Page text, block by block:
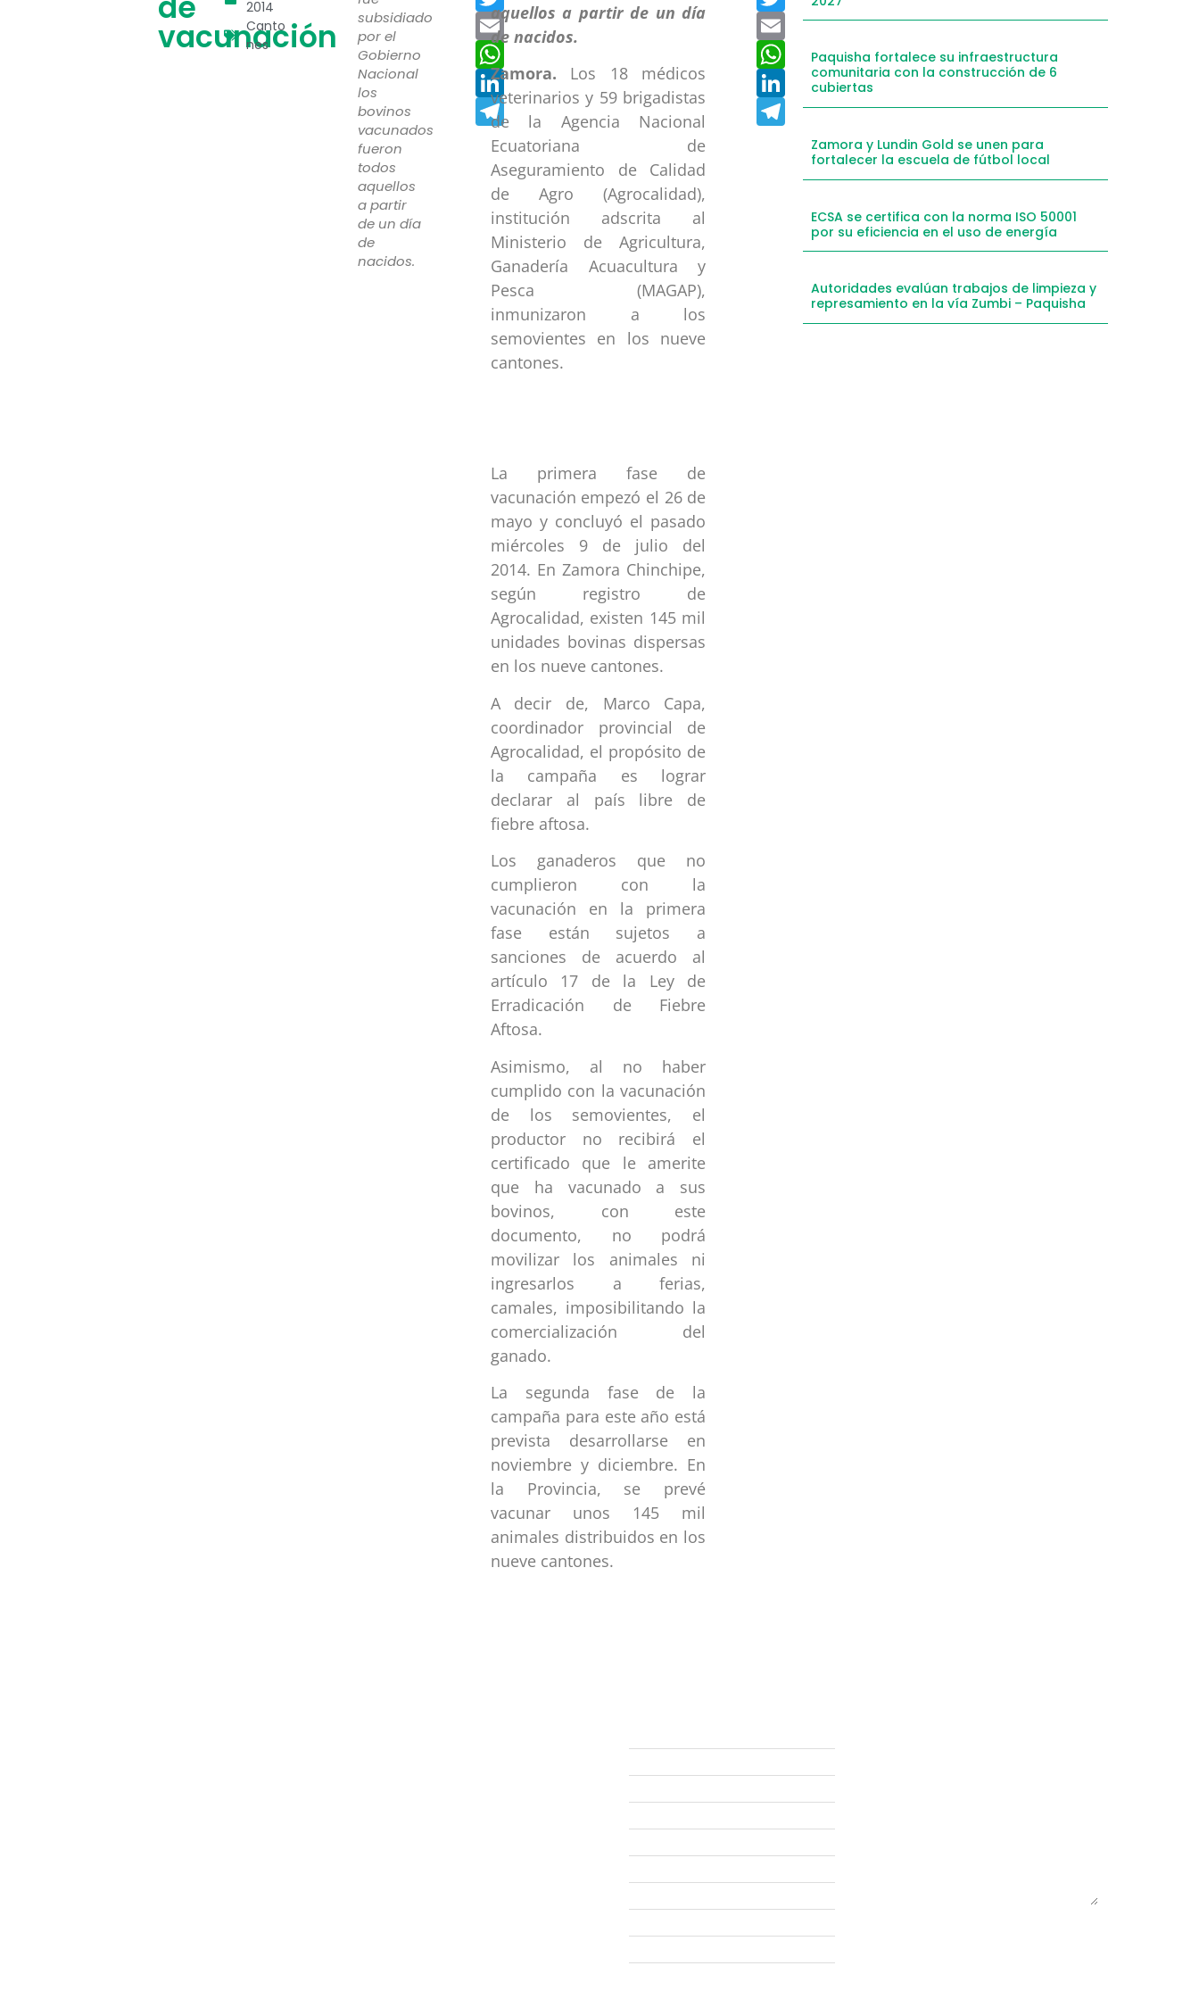
vacunación
2014
Canto
nes
subsidiado
por el
Gobierno
Nacional
los
bovinos
vacunados
fueron
todos
aquellos
a partir
de un día
de
nacidos.
Email
WhatsApp
LinkedIn
Telegram
Zamora. Los 18 médicos
veterinarios y 59 brigadistas
de la Agencia Nacional
Ecuatoriana de
Aseguramiento de Calidad
de Agro (Agrocalidad),
institución adscrita al
Ministerio de Agricultura,
Ganadería Acuacultura y
Pesca (MAGAP),
inmunizaron a los
semovientes en los nueve
cantones.
La primera fase de
vacunación empezó el 26 de
mayo y concluyó el pasado
miércoles 9 de julio del
2014. En Zamora Chinchipe,
según registro de
Agrocalidad, existen 145 mil
unidades bovinas dispersas
en los nueve cantones.
A decir de, Marco Capa,
coordinador provincial de
Agrocalidad, el propósito de
la campaña es lograr
declarar al país libre de
fiebre aftosa.
Los ganaderos que no
cumplieron con la
vacunación en la primera
fase están sujetos a
sanciones de acuerdo al
artículo 17 de la Ley de
Erradicación de Fiebre
Aftosa.
Asimismo, al no haber
cumplido con la vacunación
de los semovientes, el
productor no recibirá el
certificado que le amerite
que ha vacunado a sus
bovinos, con este
documento, no podrá
movilizar los animales ni
ingresarlos a ferias,
camales, imposibilitando la
comercialización del
ganado.
La segunda fase de la
campaña para este año está
prevista desarrollarse en
noviembre y diciembre. En
la Provincia, se prevé
vacunar unos 145 mil
animales distribuidos en los
nueve cantones.
Email
WhatsApp
LinkedIn
Telegram
Paquisha fortalece su infraestructura
comunitaria con la construcción de 6
cubiertas
Zamora y Lundin Gold se unen para
fortalecer la escuela de fútbol local
ECSA se certifica con la norma ISO 50001
por su eficiencia en el uso de energía
Autoridades evalúan trabajos de limpieza y
represamiento en la vía Zumbi – Paquisha
Webmail
Zamora
Yantzaza
Centinela del Cóndor
El Pangui
Palanda
Nangaritza
Paquisha
Chinchipe